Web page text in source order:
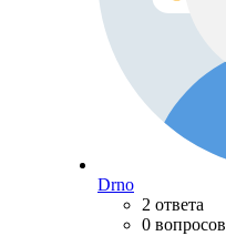
Drno
2 ответа
0 вопросов